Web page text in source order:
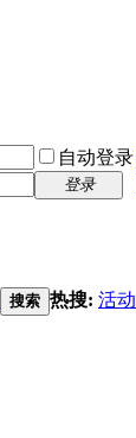
自动登录
登录
搜索 热搜: 活动